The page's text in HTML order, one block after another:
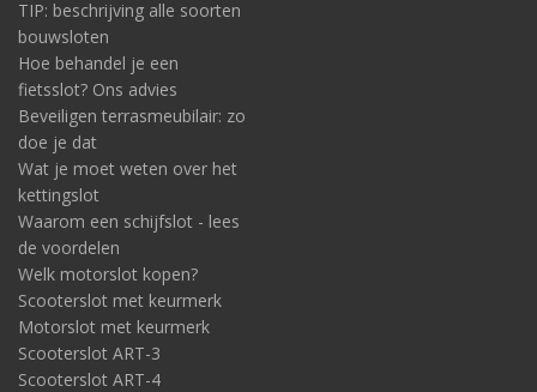
TIP: beschrijving alle soorten
bouwsloten
Hoe behandel je een
fietsslot? Ons advies
Beveiligen terrasmeubilair: zo
doe je dat
Wat je moet weten over het
kettingslot
Waarom een schijfslot - lees
de voordelen
Welk motorslot kopen?
Scooterslot met keurmerk
Motorslot met keurmerk
Scooterslot ART-3
Scooterslot ART-4